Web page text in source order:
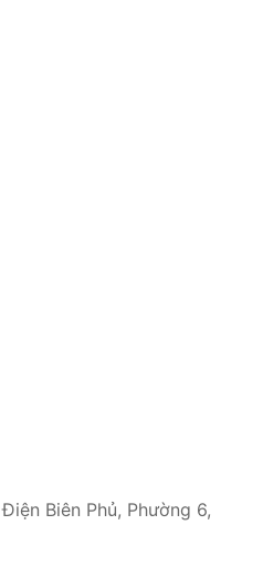
Điện Biên Phủ, Phường 6,